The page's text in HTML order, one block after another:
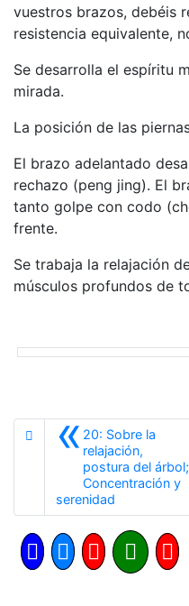
vuestros brazos, debéis
resistencia equivalente,
Se desarrolla el espíritu
mirada.
La posición de las
El brazo adelantado
rechazo (peng jing). El
tanto golpe con codo
frente.
Se trabaja la relajación
músculos profundos de
«20: Sobre la
relajación,
postura del árbol;
Concentración y
serenidad